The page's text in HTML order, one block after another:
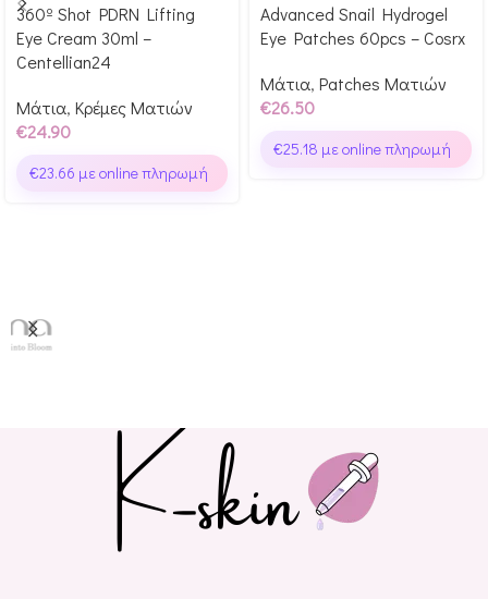
Αγόρασε & κέρδισε 249
Glow Points!
360º Shot PDRN Lifting
Eye Cream 30ml –
Centellian24
Μάτια, Κρέμες Ματιών
€24.90
€23.66 με online πληρωμή
Αγόρασε & κέρδισε 265
Glow Points!
Advanced Snail Hydrogel
Eye Patches 60pcs – Cosrx
Μάτια, Patches Ματιών
€26.50
€25.18 με online πληρωμή